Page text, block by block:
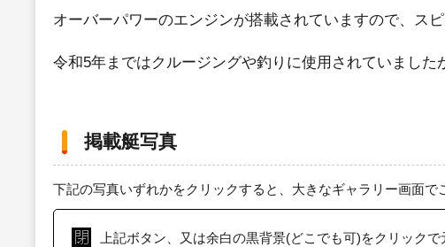
オーバーパワーのエンジンが搭載されていますので、ス
令和5年まではクルージングや釣りに使用されていまし
掲載艇写真
下記の写真いずれかをクリックすると、大きなギャラリー画面
上記ボタン、又は余白の黒背景(どこでも可)をクリックで